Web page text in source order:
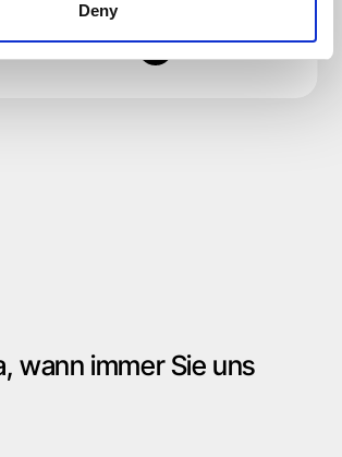
Deny
Read the story
Video ansehen
wann immer Sie uns